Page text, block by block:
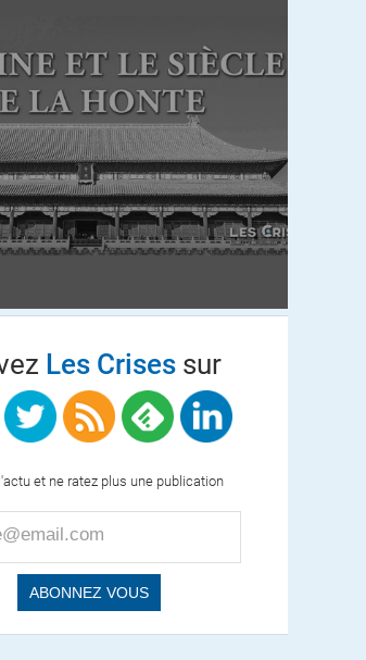
Les Crisessur
et ne ratez plus une publication